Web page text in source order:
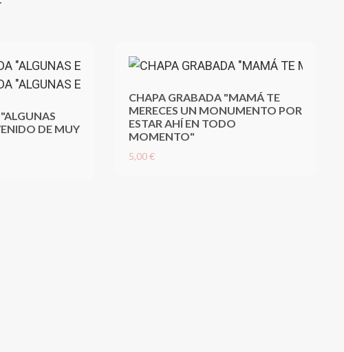
DE MUY
CHAPA GRABADA "MAMÁ TE
MERECES UN MONUMENTO POR
ESTAR AHÍ EN TODO
MOMENTO"
5,00 €